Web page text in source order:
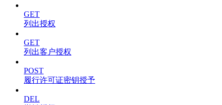
GET
列出授权
GET
列出客户授权
POST
履行许可证密钥授予
DEL